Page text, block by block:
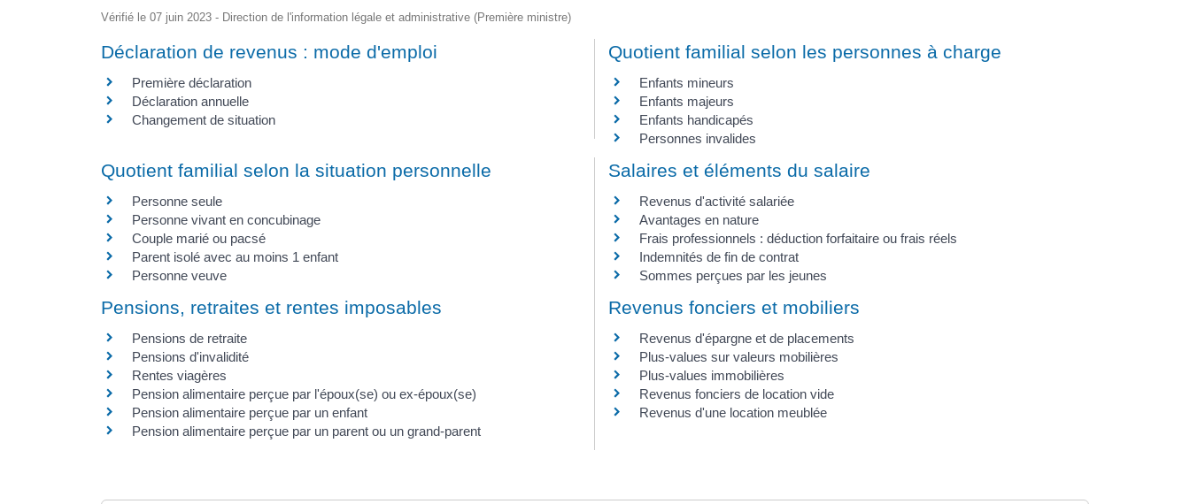
Vérifié le 07 juin 2023 - Direction de l'information légale et administrative (Première ministre)
Déclaration de revenus : mode d'emploi
Première déclaration
Déclaration annuelle
Changement de situation
Quotient familial selon les personnes à charge
Enfants mineurs
Enfants majeurs
Enfants handicapés
Personnes invalides
Quotient familial selon la situation personnelle
Personne seule
Personne vivant en concubinage
Couple marié ou pacsé
Parent isolé avec au moins 1 enfant
Personne veuve
Salaires et éléments du salaire
Revenus d'activité salariée
Avantages en nature
Frais professionnels : déduction forfaitaire ou frais réels
Indemnités de fin de contrat
Sommes perçues par les jeunes
Pensions, retraites et rentes imposables
Pensions de retraite
Pensions d'invalidité
Rentes viagères
Pension alimentaire perçue par l'époux(se) ou ex-époux(se)
Pension alimentaire perçue par un enfant
Pension alimentaire perçue par un parent ou un grand-parent
Revenus fonciers et mobiliers
Revenus d'épargne et de placements
Plus-values sur valeurs mobilières
Plus-values immobilières
Revenus fonciers de location vide
Revenus d'une location meublée